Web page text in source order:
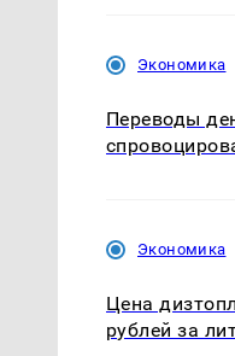
Экономика
Переводы
Экономика
Цена
рублей за